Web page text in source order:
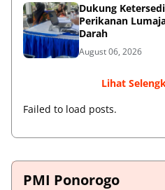
Dukung
Perikanan
Darah
August 06, 2026
Lihat
Failed to load posts.
PMI Ponorogo